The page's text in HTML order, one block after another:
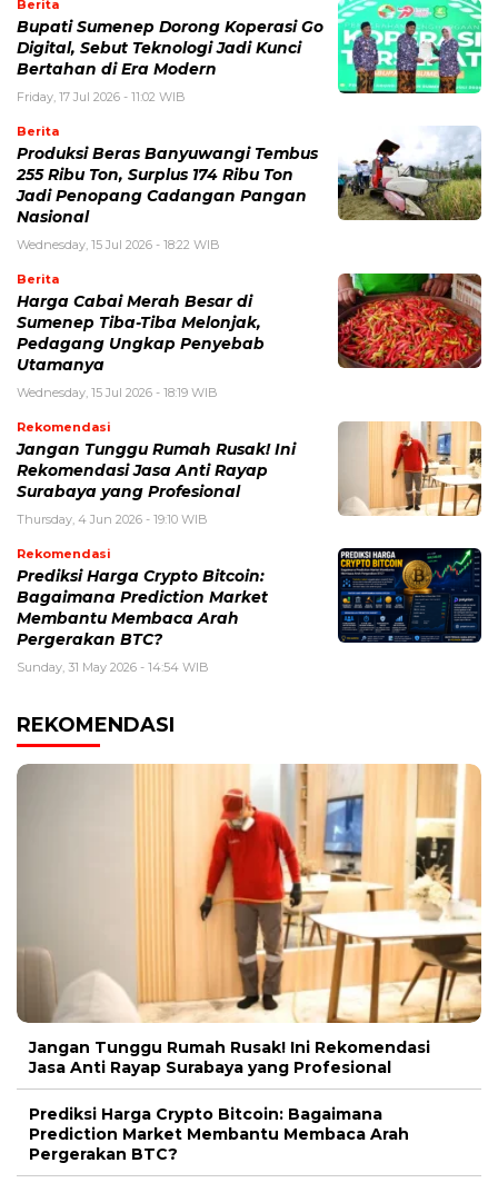
Berita
Bupati Sumenep Dorong Koperasi Go
Digital, Sebut Teknologi Jadi Kunci
Bertahan di Era Modern
Friday, 17 Jul 2026 - 11:02 WIB
Berita
Produksi Beras Banyuwangi Tembus
255 Ribu Ton, Surplus 174 Ribu Ton
Jadi Penopang Cadangan Pangan
Nasional
Wednesday, 15 Jul 2026 - 18:22 WIB
Berita
Harga Cabai Merah Besar di
Sumenep Tiba-Tiba Melonjak,
Pedagang Ungkap Penyebab
Utamanya
Wednesday, 15 Jul 2026 - 18:19 WIB
Rekomendasi
Jangan Tunggu Rumah Rusak! Ini
Rekomendasi Jasa Anti Rayap
Surabaya yang Profesional
Thursday, 4 Jun 2026 - 19:10 WIB
Rekomendasi
Prediksi Harga Crypto Bitcoin:
Bagaimana Prediction Market
Membantu Membaca Arah
Pergerakan BTC?
Sunday, 31 May 2026 - 14:54 WIB
REKOMENDASI
Jangan Tunggu Rumah Rusak! Ini Rekomendasi
Jasa Anti Rayap Surabaya yang Profesional
Prediksi Harga Crypto Bitcoin: Bagaimana
Prediction Market Membantu Membaca Arah
Pergerakan BTC?